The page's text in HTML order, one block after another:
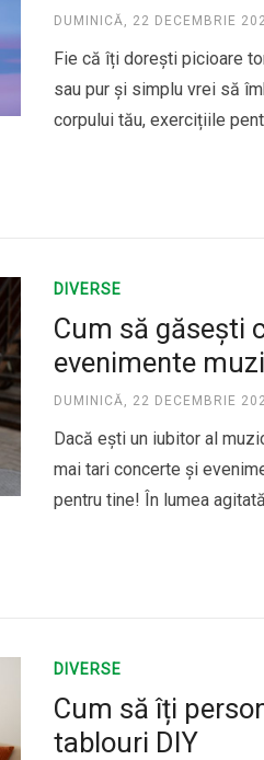
DUMINICĂ, 22 DECEMBRIE
Fie că îți dorești picioare
sau pur și simplu vrei să
corpului tău, exercițiile
DIVERSE
Cum să găsești
evenimente
DUMINICĂ, 22 DECEMBRIE
Dacă ești un iubitor al
mai tari concerte și
pentru tine! În lumea
DIVERSE
Cum să îți
tablouri DIY